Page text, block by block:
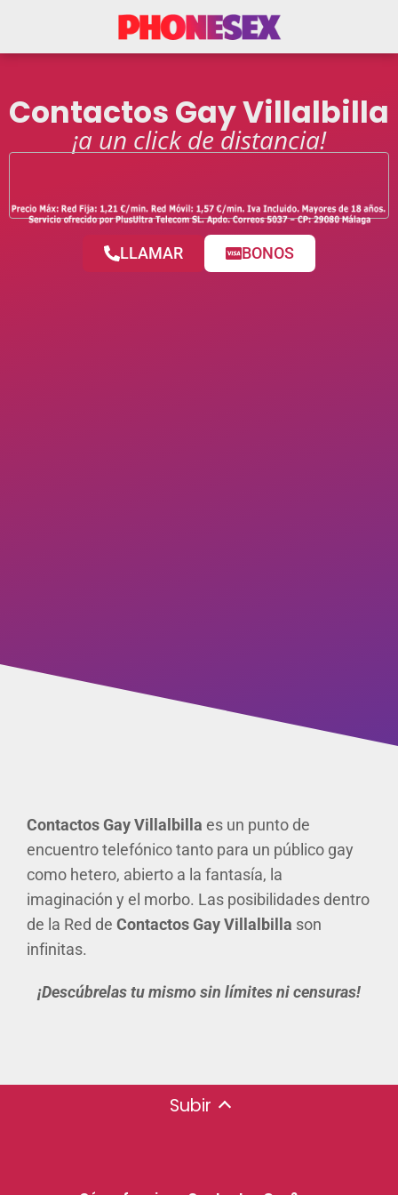
Contactos Gay Villalbilla
¡a un click de distancia!
LLAMAR BONOS
Contactos Gay Villalbilla es un punto de
encuentro telefónico tanto para un público gay
como hetero, abierto a la fantasía, la
imaginación y el morbo. Las posibilidades dentro
de la Red de Contactos Gay Villalbilla son
infinitas.
¡Descúbrelas tu mismo sin límites ni censuras!
Subir